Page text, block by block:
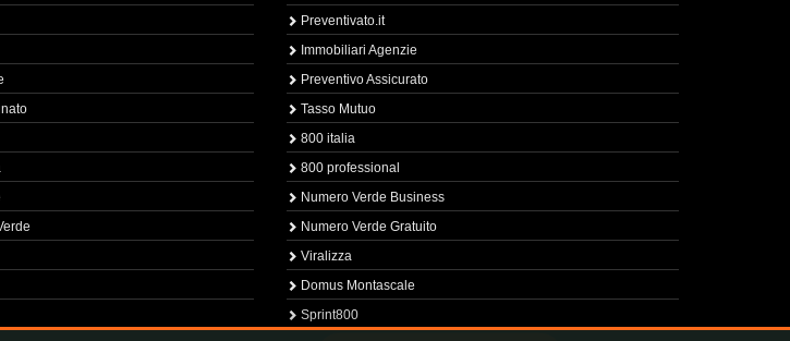
Preventivato.it
Immobiliari Agenzie
Preventivo Assicurato
Tasso Mutuo
800 italia
800 professional
Numero Verde Business
Numero Verde Gratuito
Viralizza
Domus Montascale
Sprint800